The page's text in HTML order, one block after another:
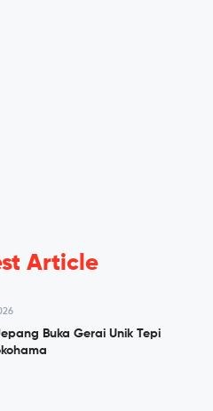
Article
Buka Gerai Unik Tepi